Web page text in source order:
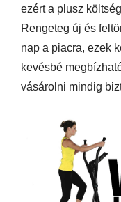
ezért a plusz
Rengeteg új és
nap a piacra, ezek
kevésbé
vásárolni mindig